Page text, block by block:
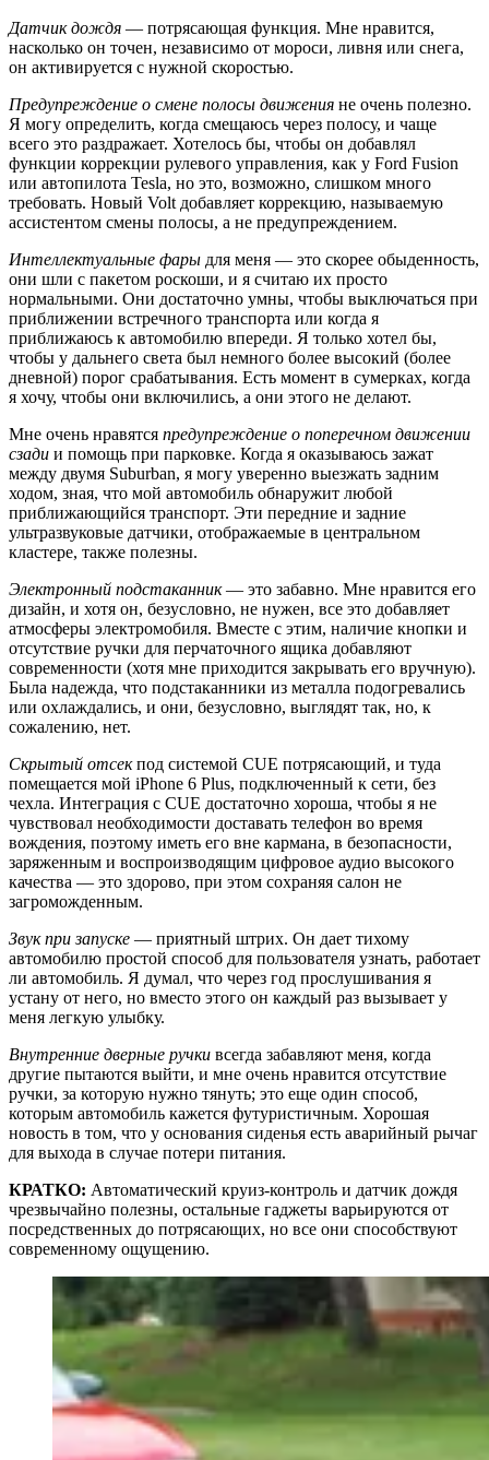
Датчик дождя — потрясающая функция. Мне нравится,
насколько он точен, независимо от мороси, ливня или снега,
он активируется с нужной скоростью.
Предупреждение о смене полосы движения не очень полезно.
Я могу определить, когда смещаюсь через полосу, и чаще
всего это раздражает. Хотелось бы, чтобы он добавлял
функции коррекции рулевого управления, как у Ford Fusion
или автопилота Tesla, но это, возможно, слишком много
требовать. Новый Volt добавляет коррекцию, называемую
ассистентом смены полосы, а не предупреждением.
Интеллектуальные фары для меня — это скорее обыденность,
они шли с пакетом роскоши, и я считаю их просто
нормальными. Они достаточно умны, чтобы выключаться при
приближении встречного транспорта или когда я
приближаюсь к автомобилю впереди. Я только хотел бы,
чтобы у дальнего света был немного более высокий (более
дневной) порог срабатывания. Есть момент в сумерках, когда
я хочу, чтобы они включились, а они этого не делают.
Мне очень нравятся предупреждение о поперечном движении
сзади и помощь при парковке. Когда я оказываюсь зажат
между двумя Suburban, я могу уверенно выезжать задним
ходом, зная, что мой автомобиль обнаружит любой
приближающийся транспорт. Эти передние и задние
ультразвуковые датчики, отображаемые в центральном
кластере, также полезны.
Электронный подстаканник— это забавно. Мне нравится его
дизайн, и хотя он, безусловно, не нужен, все это добавляет
атмосферы электромобиля. Вместе с этим, наличие кнопки и
отсутствие ручки для перчаточного ящика добавляют
современности (хотя мне приходится закрывать его вручную).
Была надежда, что подстаканники из металла подогревались
или охлаждались, и они, безусловно, выглядят так, но, к
сожалению, нет.
Скрытый отсекпод системой CUE потрясающий, и туда
помещается мой iPhone 6 Plus, подключенный к сети, без
чехла. Интеграция с CUE достаточно хороша, чтобы я не
чувствовал необходимости доставать телефон во время
вождения, поэтому иметь его вне кармана, в безопасности,
заряженным и воспроизводящим цифровое аудио высокого
качества — это здорово, при этом сохраняя салон не
загроможденным.
Звук при запуске — приятный штрих. Он дает тихому
автомобилю простой способ для пользователя узнать, работает
ли автомобиль. Я думал, что через год прослушивания я
устану от него, но вместо этого он каждый раз вызывает у
меня легкую улыбку.
Внутренние дверные ручки всегда забавляют меня, когда
другие пытаются выйти, и мне очень нравится отсутствие
ручки, за которую нужно тянуть; это еще один способ,
которым автомобиль кажется футуристичным. Хорошая
новость в том, что у основания сиденья есть аварийный рычаг
для выхода в случае потери питания.
КРАТКО: Автоматический круиз-контроль и датчик дождя
чрезвычайно полезны, остальные гаджеты варьируются от
посредственных до потрясающих, но все они способствуют
современному ощущению.